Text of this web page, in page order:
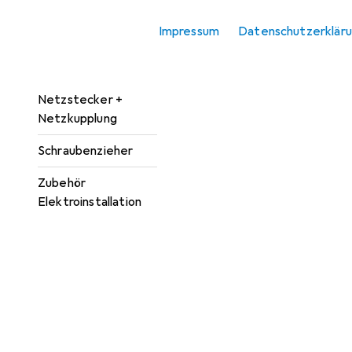
Impressum
Netzstecker +
Netzkupplung
Schraubenzieher
Zubehör
Elektroinstallation